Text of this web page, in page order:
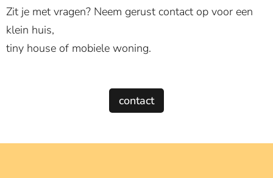
Zit je met vragen? Neem gerust contact op voor een
klein huis,
tiny house of mobiele woning.
contact